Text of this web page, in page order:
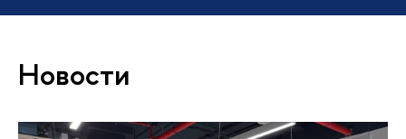
Новости